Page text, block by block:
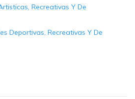
Recreativas Y De
Deportivas, Recreativas Y De